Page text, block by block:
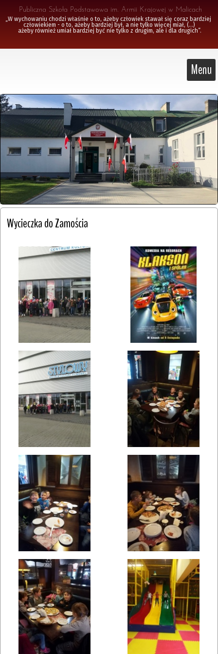
Publiczna Szkoła Podstawowa im. Armii Krajowej w Malicach
„W wychowaniu chodzi właśnie o to, ażeby człowiek stawał się coraz bardziej
człowiekiem - o to, ażeby bardziej był, a nie tylko więcej miał, (...)
ażeby również umiał bardziej być nie tylko z drugim, ale i dla drugich”.
Menu
Wycieczka do Zamościa